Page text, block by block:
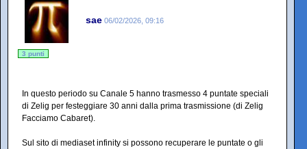
sae 06/02/2026, 09:16
3 punti
In questo periodo su Canale 5 hanno trasmesso 4 puntate speciali
di Zelig per festeggiare 30 anni dalla prima trasmissione (di Zelig
Facciamo Cabaret).
Sul sito di mediaset infinity si possono recuperare le puntate o gli